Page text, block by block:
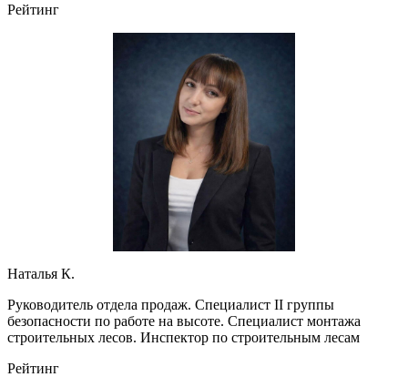
Рейтинг
Наталья К.
Руководитель отдела продаж. Специалист II группы
безопасности по работе на высоте. Специалист монтажа
строительных лесов. Инспектор по строительным лесам
Рейтинг